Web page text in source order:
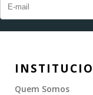
Quem Somos